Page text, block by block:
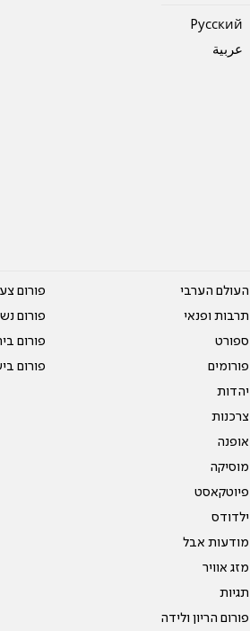
Pусский
عربية
העולם הערבי
תרבות ופנאי
ספורט
פורומים
יהדות
צרכנות
אופנה
מוסיקה
פיוטקאסט
ילדודס
מודעות אבל
מזג אוויר
תגיות
פורום הריון ולידה
פורום
פורום
פורום
פורום